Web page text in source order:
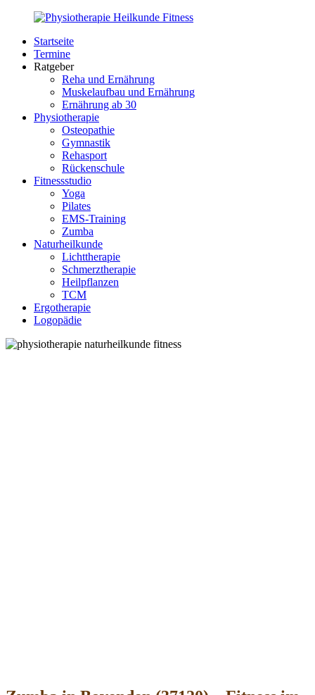
Zurück
Inhalt
PhysioMed-
Fit.de
Gesundheit
Startseite
Termine
Ratgeber
Reha und Ernährung
Muskelaufbau und Ernährung
Ernährung ab 30
Physiotherapie
Osteopathie
Gymnastik
Rehasport
Rückenschule
Fitnessstudio
Yoga
Pilates
EMS-Training
Zumba
Naturheilkunde
Lichttherapie
Schmerztherapie
Heilpflanzen
TCM
Ergotherapie
Logopädie